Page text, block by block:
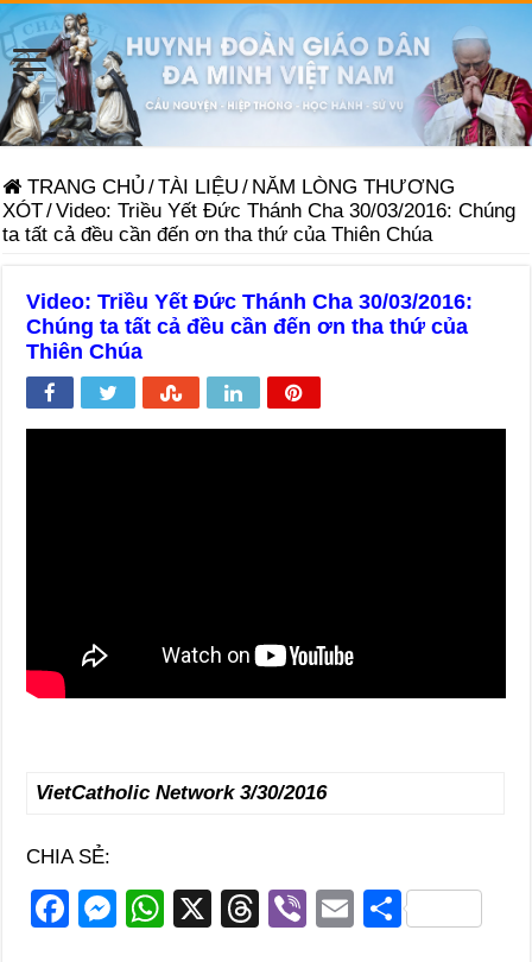
TRANG CHỦ /TÀI LIỆU / NĂM LÒNG THƯƠNG
XÓT/Video: Triều Yết Đức Thánh Cha 30/03/2016: Chúng
ta tất cả đều cần đến ơn tha thứ của Thiên Chúa
Video: Triều Yết Đức Thánh Cha 30/03/2016:
Chúng ta tất cả đều cần đến ơn tha thứ của
Thiên Chúa
VietCatholic Network3/30/2016
CHIA SẺ:
F
M
W
X
T
Vi
E S